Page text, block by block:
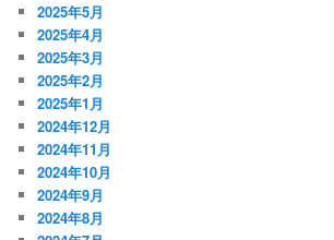
2025年5月
2025年4月
2025年3月
2025年2月
2025年1月
2024年12月
2024年11月
2024年10月
2024年9月
2024年8月